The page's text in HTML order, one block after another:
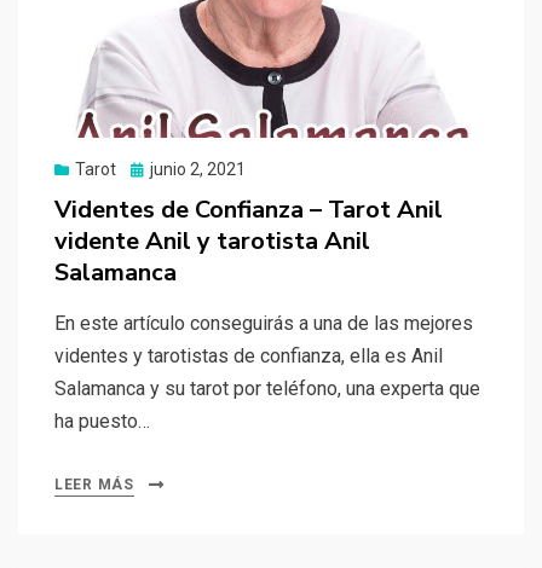
Tarot
Publicado
junio 2, 2021
Videntes de Confianza – Tarot Anil
vidente Anil y tarotista Anil
Salamanca
En este artículo conseguirás a una de las mejores
videntes y tarotistas de confianza, ella es Anil
Salamanca y su tarot por teléfono, una experta que
ha puesto…
LEER MÁS